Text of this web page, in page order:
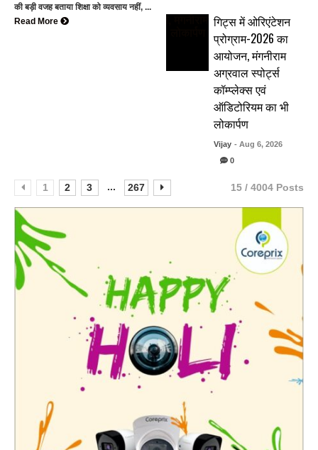
की बड़ी वजह बताया शिक्षा को व्यवसाय नहीं, ...
Read More
गिट्स में ओरिएंटेशन
प्रोग्राम-2026 का
आयोजन, मंगनीराम
अग्रवाल स्पोर्ट्स
कॉम्प्लेक्स एवं
ऑडिटोरियम का भी
लोकार्पण
Vijay - Aug 6, 2026
0
1 2 3 ... 267 15 / 4004 Posts